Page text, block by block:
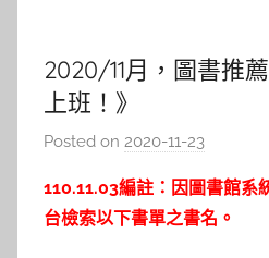
2020/11月，圖書推
上班！》
Posted on 2020-11-23
c
a
110.11.03編註：因圖書館系
台檢索以下書單之書名。